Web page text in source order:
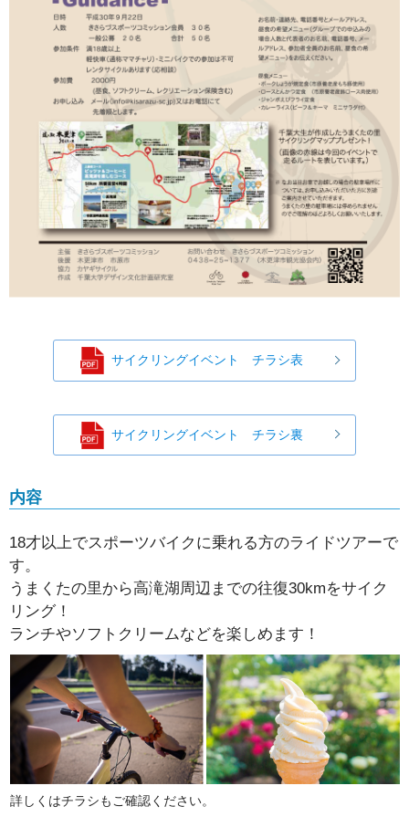
サイクリングイベント チラシ表
サイクリングイベント チラシ裏
内容
18才以上でスポーツバイクに乗れる方のライドツアーで
す。
うまくたの里から高滝湖周辺までの往復30kmをサイク
リング！
ランチやソフトクリームなどを楽しめます！
詳しくはチラシもご確認ください。